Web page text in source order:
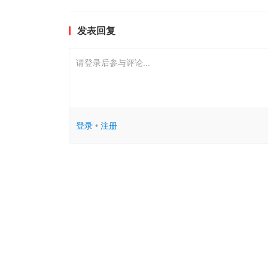
发表回复
请登录后参与评论...
登录• 注册